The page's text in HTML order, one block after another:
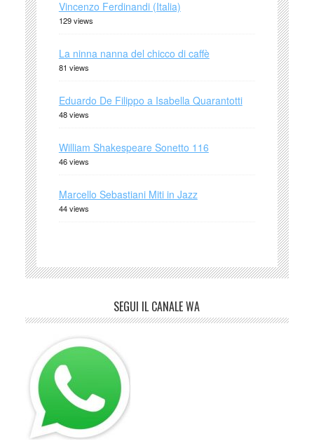
Vincenzo Ferdinandi (Italia)
129 views
La ninna nanna del chicco di caffè
81 views
Eduardo De Filippo a Isabella Quarantotti
48 views
William Shakespeare Sonetto 116
46 views
Marcello Sebastiani Miti in Jazz
44 views
SEGUI IL CANALE WA